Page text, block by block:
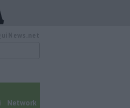
Network